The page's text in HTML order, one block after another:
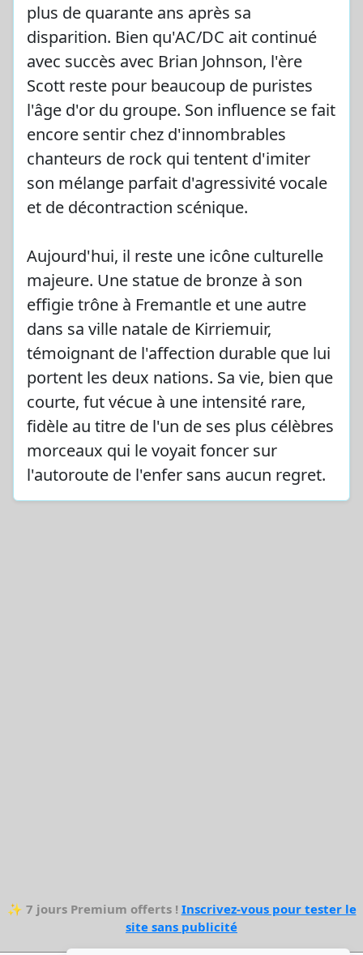
plus de quarante ans après sa
disparition. Bien qu'AC/DC ait continué
avec succès avec Brian Johnson, l'ère
Scott reste pour beaucoup de puristes
l'âge d'or du groupe. Son influence se fait
encore sentir chez d'innombrables
chanteurs de rock qui tentent d'imiter
son mélange parfait d'agressivité vocale
et de décontraction scénique.
Aujourd'hui, il reste une icône culturelle
majeure. Une statue de bronze à son
effigie trône à Fremantle et une autre
dans sa ville natale de Kirriemuir,
témoignant de l'affection durable que lui
portent les deux nations. Sa vie, bien que
courte, fut vécue à une intensité rare,
fidèle au titre de l'un de ses plus célèbres
morceaux qui le voyait foncer sur
l'autoroute de l'enfer sans aucun regret.
✨ 7 jours Premium offerts ! Inscrivez-vous pour tester le
site sans publicité